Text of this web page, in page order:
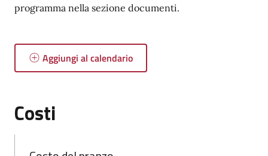
programma nella sezione documenti.
Aggiungi al calendario
Costi